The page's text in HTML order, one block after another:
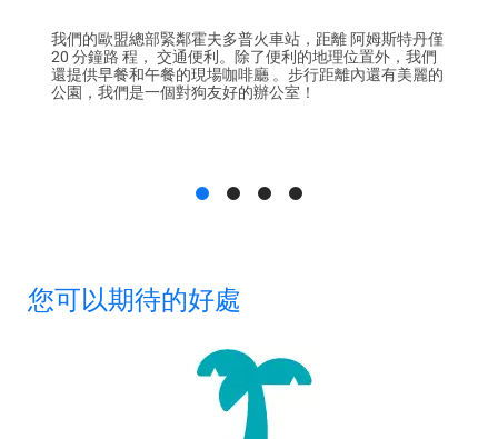
我們的歐盟總部緊鄰霍夫多普火車站，距離 阿姆斯特丹僅
20 分鐘路 程， 交通便利。除了便利的地理位置外，我們
還提供早餐和午餐的現場咖啡廳 。步行距離內還有美麗的
公園，我們是一個對狗友好的辦公室！
您可以期待的好處